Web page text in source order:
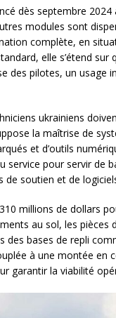
dès septembre 2024
modules sont
complète, en
elle s’étend sur
des pilotes, un usage
ukrainiens
la maîtrise de
et d’outils
service pour servir de
de soutien et de
millions de dollars
au sol, les pièces
des bases de repli
à une montée en
garantir la viabilité